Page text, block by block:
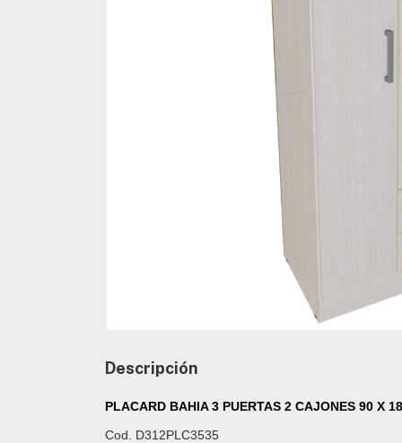
Descripción
PLACARD BAHIA 3 PUERTAS 2 CAJONES 90 X
Cod.
D312PLC3535